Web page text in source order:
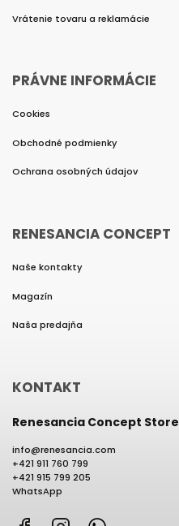
Vrátenie tovaru a reklamácie
PRÁVNE INFORMÁCIE
Cookies
Obchodné podmienky
Ochrana osobných údajov
RENESANCIA CONCEPT
Naše kontakty
Magazín
Naša predajňa
KONTAKT
Renesancia Concept Store
info@renesancia.com
+421 911 760 799
+421 915 799 205
WhatsApp
FacebookInstagram